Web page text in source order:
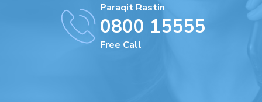
Paraqit Rastin
0800 15555
Free Call